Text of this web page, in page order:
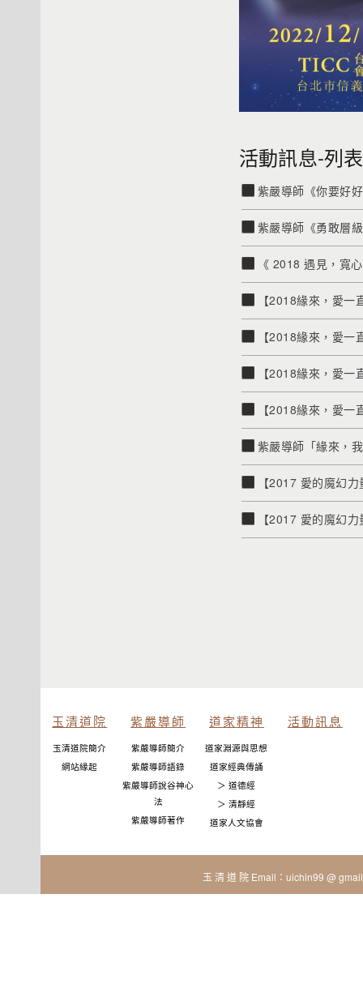
活動訊息-列表
紫嚴導師《你要好
紫嚴導師《勇敢層
《 2018 遇見，寬
【2018緣來，愛
【2018緣來，愛
【2018緣來，愛
【2018緣來，愛
紫嚴導師「緣來，
【2017 愛的魔幻
【2017 愛的魔幻
玉清道院
玉清道院簡介
網站緣起
紫嚴導師
紫嚴導師簡介
紫嚴導師語錄
紫嚴導師說谷神心
法
紫嚴導師著作
道家精神
道家淵源與思想
道家經典傳誦
＞ 道德經
＞ 清靜經
道家人文協會
活動訊息
玉 清 道 院 Email：uichin99 @